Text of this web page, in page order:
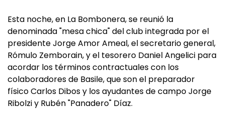
Esta noche, en La Bombonera, se reunió la
denominada "mesa chica" del club integrada por el
presidente Jorge Amor Ameal, el secretario general,
Rómulo Zemborain, y el tesorero Daniel Angelici para
acordar los términos contractuales con los
colaboradores de Basile, que son el preparador
físico Carlos Dibos y los ayudantes de campo Jorge
Ribolzi y Rubén "Panadero" Díaz.